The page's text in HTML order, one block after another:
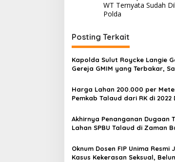
WT Ternyata Sudah
Polda
Posting Terkait
Kapolda Sulut Roycke Langie
Gereja GMIM yang Terbakar,
Harga Lahan 200.000 per
Pemkab Talaud dari RK di 2022
Akhirnya Penanganan Dugaan
Lahan SPBU Talaud di Zaman
Oknum Dosen FIP Unima Resmi
Kasus Kekerasan Seksual,